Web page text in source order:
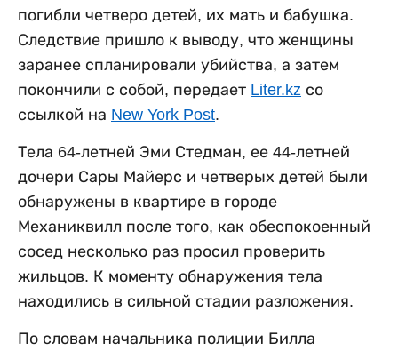
погибли четверо детей, их мать и бабушка.
Следствие пришло к выводу, что женщины
заранее спланировали убийства, а затем
покончили с собой, передает Liter.kz со
ссылкой на New York Post.
Тела 64-летней Эми Стедман, ее 44-летней
дочери Сары Майерс и четверых детей были
обнаружены в квартире в городе
Механиквилл после того, как обеспокоенный
сосед несколько раз просил проверить
жильцов. К моменту обнаружения тела
находились в сильной стадии разложения.
По словам начальника полиции Билла